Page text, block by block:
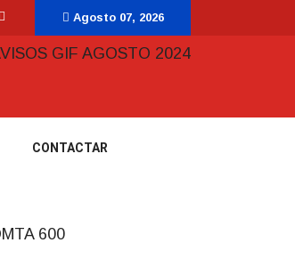
Agosto 07, 2026
CONTACTAR